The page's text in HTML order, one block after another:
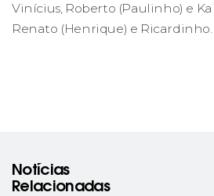
Vinícius, Roberto (Paulinho) e
Renato (Henrique) e Ricardinho.
Notícias
Relacionadas